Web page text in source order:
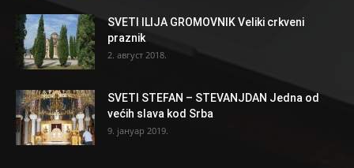
SVETI ILIJA GROMOVNIK Veliki crkveni
praznik
2. август 2018.
SVETI STEFAN – STEVANJDAN Jedna od
većih slava kod Srba
9. јануар 2019.